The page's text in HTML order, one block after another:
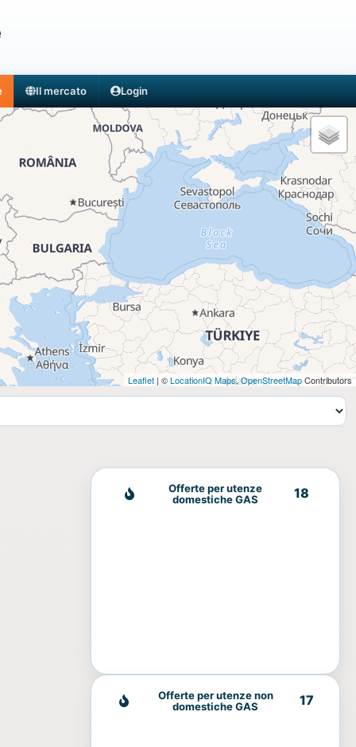
Il mercato Login
Leaflet | ©LocationIQ Maps,OpenStreetMapContributors
Offerte per utenze
domestiche GAS
18
Offerte per utenze non
domestiche GAS
17